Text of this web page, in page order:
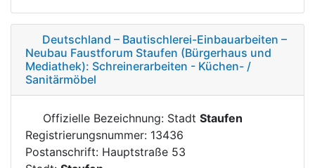
Deutschland – Bautischlerei-Einbauarbeiten –
Neubau Faustforum Staufen (Bürgerhaus und
Mediathek): Schreinerarbeiten - Küchen- /
Sanitärmöbel
Offizielle Bezeichnung: Stadt Staufen
Registrierungsnummer: 13436
Postanschrift: Hauptstraße 53